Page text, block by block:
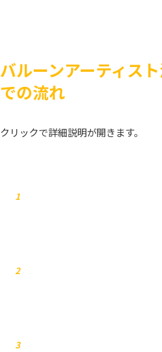
バルーンアーティス
での流れ
クリックで詳細説明が開きます。
1
2
3